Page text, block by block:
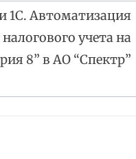
1С. Автоматизация
учета на
8” в АО “Спектр”